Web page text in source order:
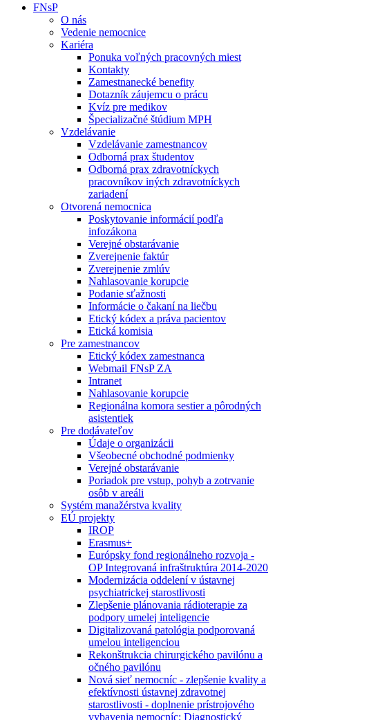
FNsP
O nás
Vedenie nemocnice
Kariéra
Ponuka voľných pracovných miest
Kontakty
Zamestnanecké benefity
Dotazník záujemcu o prácu
Kvíz pre medikov
Špecializačné štúdium MPH
Vzdelávanie
Vzdelávanie zamestnancov
Odborná prax študentov
Odborná prax zdravotníckych
pracovníkov iných zdravotníckych
zariadení
Otvorená nemocnica
Poskytovanie informácií podľa
infozákona
Verejné obstarávanie
Zverejnenie faktúr
Zverejnenie zmlúv
Nahlasovanie korupcie
Podanie sťažnosti
Informácie o čakaní na liečbu
Etický kódex a práva pacientov
Etická komisia
Pre zamestnancov
Etický kódex zamestnanca
Webmail FNsP ZA
Intranet
Nahlasovanie korupcie
Regionálna komora sestier a pôrodných
asistentiek
Pre dodávateľov
Údaje o organizácii
Všeobecné obchodné podmienky
Verejné obstarávanie
Poriadok pre vstup, pohyb a zotrvanie
osôb v areáli
Systém manažérstva kvality
EÚ projekty
IROP
Erasmus+
Európsky fond regionálneho rozvoja -
OP Integrovaná infraštruktúra 2014-2020
Modernizácia oddelení v ústavnej
psychiatrickej starostlivosti
Zlepšenie plánovania rádioterapie za
podpory umelej inteligencie
Digitalizovaná patológia podporovaná
umelou inteligenciou
Rekonštrukcia chirurgického pavilónu a
očného pavilónu
Nová sieť nemocníc - zlepšenie kvality a
efektívnosti ústavnej zdravotnej
starostlivosti - doplnenie prístrojového
vybavenia nemocníc: Diagnostický